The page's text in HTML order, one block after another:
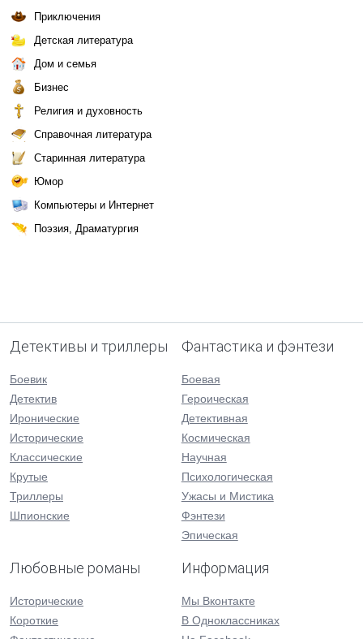
Приключения
Детская литература
Дом и семья
Бизнес
Религия и духовность
Справочная литература
Старинная литература
Юмор
Компьютеры и Интернет
Поэзия, Драматургия
Детективы и триллеры
Боевик
Детектив
Иронические
Исторические
Классические
Крутые
Триллеры
Шпионские
Фантастика и фэнтези
Боевая
Героическая
Детективная
Космическая
Научная
Психологическая
Ужасы и Мистика
Фэнтези
Эпическая
Любовные романы
Исторические
Короткие
Информация
Мы Вконтакте
В Одноклассниках